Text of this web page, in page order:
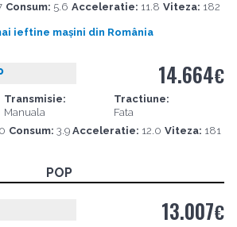
Consum: 5.6 Acceleratie: 11.8 Viteza: 182
ieftine mașini din România
Transmisie:
Manuala
Tractiune:
Fata
Consum: 3.9 Acceleratie: 12.0 Viteza: 181
14.664€
POP
13.007€